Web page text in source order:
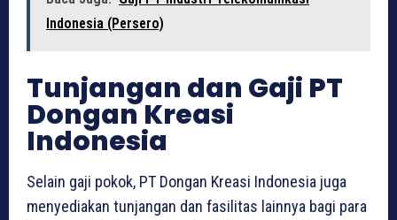
Indonesia (Persero)
Tunjangan dan Gaji PT
Dongan Kreasi
Indonesia
Selain gaji pokok, PT Dongan Kreasi Indonesia juga
menyediakan tunjangan dan fasilitas lainnya bagi para